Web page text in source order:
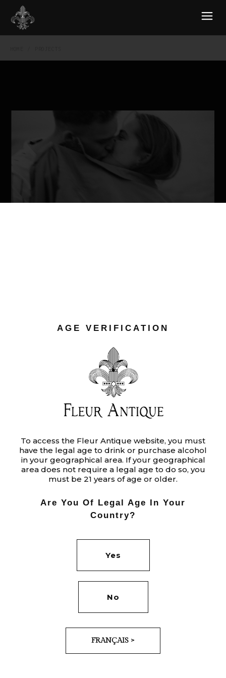
PROJECTS
TERMS
BOOKS & COVERS
AGE VERIFICATION
To access the Fleur Antique website, you must
have the legal age to drink or purchase alcohol
in your geographical area. If your geographical
area does not require a legal age to do so, you
must be 21 years of age or older.
Are You Of Legal Age In Your
Country?
Yes
No
FRANÇAIS >